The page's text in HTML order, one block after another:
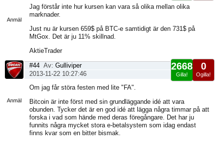
Anmäl
Jag förstår inte hur kursen kan vara så olika mellan olika
marknader.
Just nu är kursen 659$ på BTC-e samtidigt är den 731$ på
MtGox. Det är ju 11% skillnad.
AktieTrader
Anmäl
0
Ogilla!
2668
Gilla!
#44 Av: Gulliviper
2013-11-22 10:27:46
Om jag får störa festen med lite "FA".
Bitcoin är inte först med sin grundläggande idé att vara
obunden. Tycker det är en god idé att lägga några timmar på att
forska i vad som hände med deras föregångare. Det har ju
funnits några mycket stora e-betalsystem som idag endast
finns kvar som en bitter bismak.